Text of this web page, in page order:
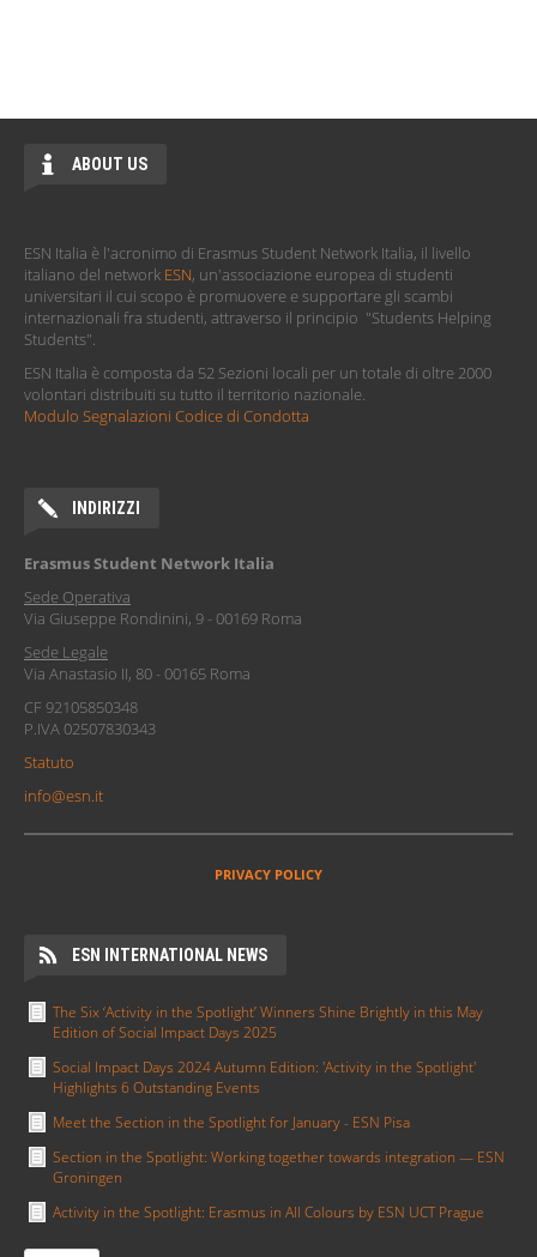
ABOUT US
ESN Italia è l'acronimo di Erasmus Student Network Italia, il livello
italiano del network ESN, un'associazione europea di studenti
universitari il cui scopo è promuovere e supportare gli scambi
internazionali fra studenti, attraverso il principio "Students Helping
Students".
ESN Italia è composta da 52 Sezioni locali per un totale di oltre 2000
volontari distribuiti su tutto il territorio nazionale.
Modulo Segnalazioni Codice di Condotta
INDIRIZZI
Erasmus Student Network Italia
Sede Operativa
Via Giuseppe Rondinini, 9 - 00169 Roma
Sede Legale
Via Anastasio II, 80 - 00165 Roma
CF 92105850348
P.IVA 02507830343
Statuto
info@esn.it
PRIVACY POLICY
ESN INTERNATIONAL NEWS
The Six ‘Activity in the Spotlight’ Winners Shine Brightly in this May
Edition of Social Impact Days 2025
Social Impact Days 2024 Autumn Edition: 'Activity in the Spotlight'
Highlights 6 Outstanding Events
Meet the Section in the Spotlight for January - ESN Pisa
Section in the Spotlight: Working together towards integration — ESN
Groningen
Activity in the Spotlight: Erasmus in All Colours by ESN UCT Prague